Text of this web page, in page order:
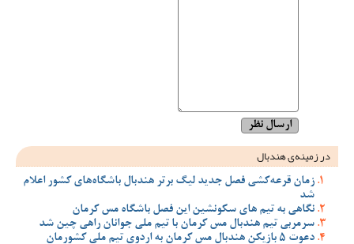
در زمینه‌ی هندبال
زمان قرعه‌کشی فصل جدید لیگ برتر هندبال باشگاه‌های کشور اعلام
شد
نگاهی به تیم های سکونشین این فصل باشگاه مس کرمان
سرمربی تیم هندبال مس کرمان با تیم ملی جوانان راهی چین شد
دعوت 5 بازیکن هندبال مس کرمان به اردوی تیم ملی کشورمان